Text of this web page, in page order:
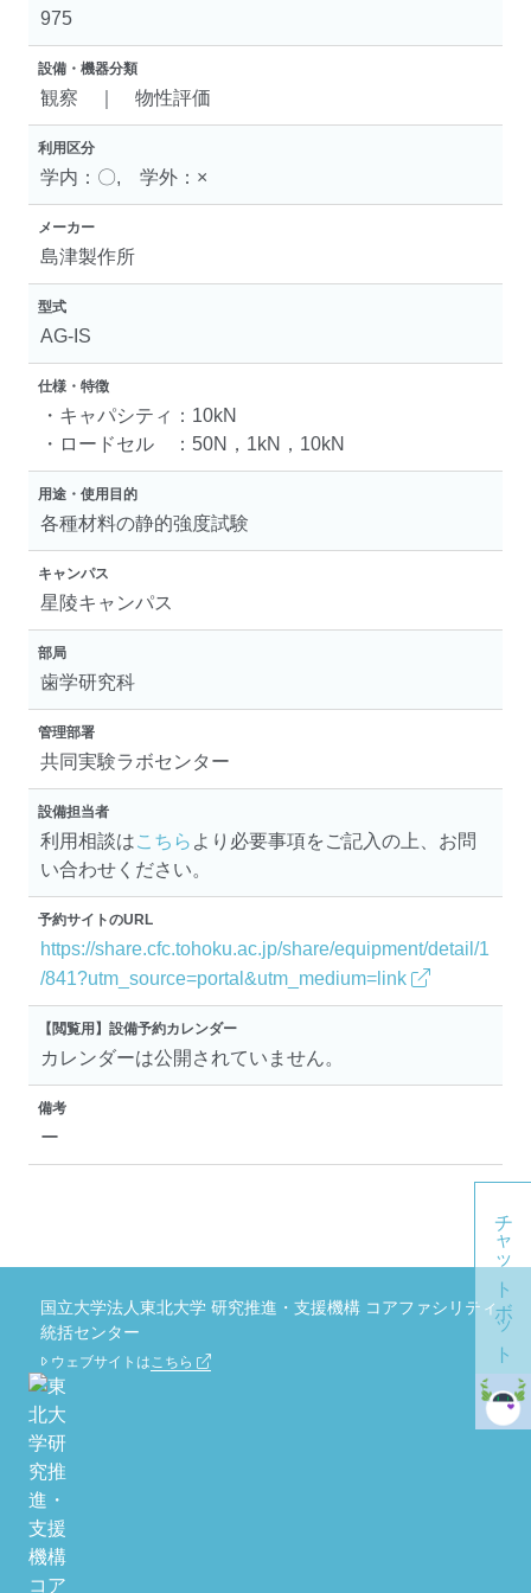
975
設備・機器分類
観察 ｜ 物性評価
利用区分
学内：〇, 学外：×
メーカー
島津製作所
型式
AG-IS
仕様・特徴
・キャパシティ：10kN
・ロードセル ：50N，1kN，10kN
用途・使用目的
各種材料の静的強度試験
キャンパス
星陵キャンパス
部局
歯学研究科
管理部署
共同実験ラボセンター
設備担当者
利用相談はこちら より必要事項をご記入の上、お問
い合わせください。
予約サイトのURL
https://share.cfc.tohoku.ac.jp/share/equipment/detail/1
/841?utm_source=portal&utm_medium=link
【閲覧用】設備予約カレンダー
カレンダーは公開されていません。
備考
ー
チャットボット
国立大学法人東北大学 研究推進・支援機構 コアファシリティ
統括センター
ウェブサイトはこちら